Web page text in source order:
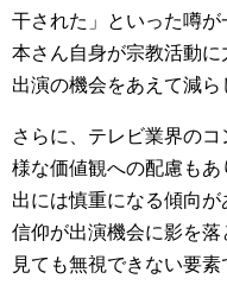
干された」といった噂
本さん自身が宗教活動
出演の機会をあえて減ら
さらに、テレビ業界の
様な価値観への配慮も
出には慎重になる傾向
信仰が出演機会に影を
見ても無視できない要素